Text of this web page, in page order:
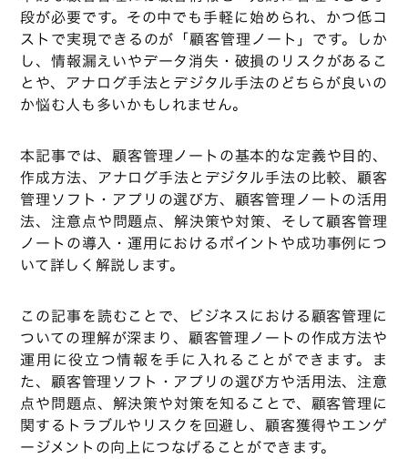
段が必要です。その中でも手軽に始められ、かつ低コ
ストで実現できるのが「顧客管理ノート」です。しか
し、情報漏えいやデータ消失・破損のリスクがあるこ
とや、アナログ手法とデジタル手法のどちらが良いの
か悩む人も多いかもしれません。
本記事では、顧客管理ノートの基本的な定義や目的、
作成方法、アナログ手法とデジタル手法の比較、顧客
管理ソフト・アプリの選び方、顧客管理ノートの活用
法、注意点や問題点、解決策や対策、そして顧客管理
ノートの導入・運用におけるポイントや成功事例につ
いて詳しく解説します。
この記事を読むことで、ビジネスにおける顧客管理に
ついての理解が深まり、顧客管理ノートの作成方法や
運用に役立つ情報を手に入れることができます。ま
た、顧客管理ソフト・アプリの選び方や活用法、注意
点や問題点、解決策や対策を知ることで、顧客管理に
関するトラブルやリスクを回避し、顧客獲得やエンゲ
ージメントの向上につなげることができます。